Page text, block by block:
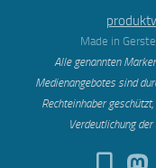
Made in
Alle genannten
Medienangebotes sind
Rechteinhaber
Verdeutlichung